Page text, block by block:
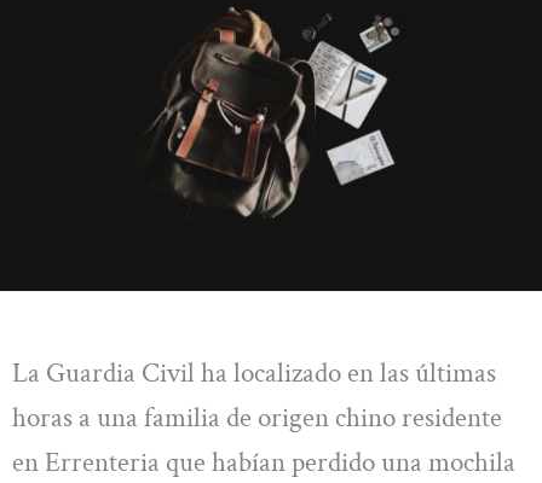
La Guardia Civil ha localizado en las últimas
horas a una familia de origen chino residente
en Errenteria que habían perdido una mochila